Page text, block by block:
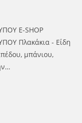
E-SHOP
Πλακάκια - Είδη
μπάνιου,